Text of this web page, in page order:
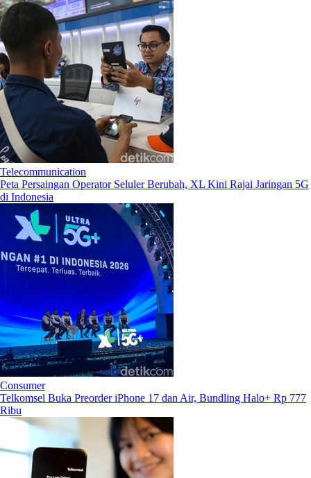
Telecommunication
Peta Persaingan Operator Seluler Berubah, XL Kini Rajai Jaringan 5G
di Indonesia
Consumer
Telkomsel Buka Preorder iPhone 17 dan Air, Bundling Halo+ Rp 777
Ribu